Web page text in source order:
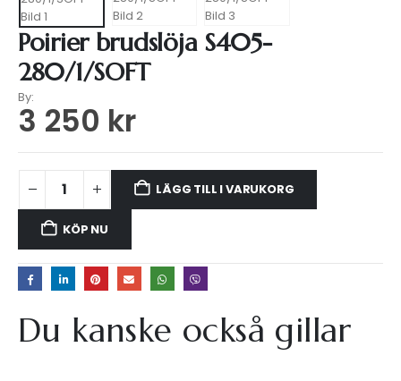
Poirier brudslöja S405-
280/1/SOFT
By:
3 250 kr
LÄGG TILL I VARUKORG
KÖP NU
Du kanske också gillar